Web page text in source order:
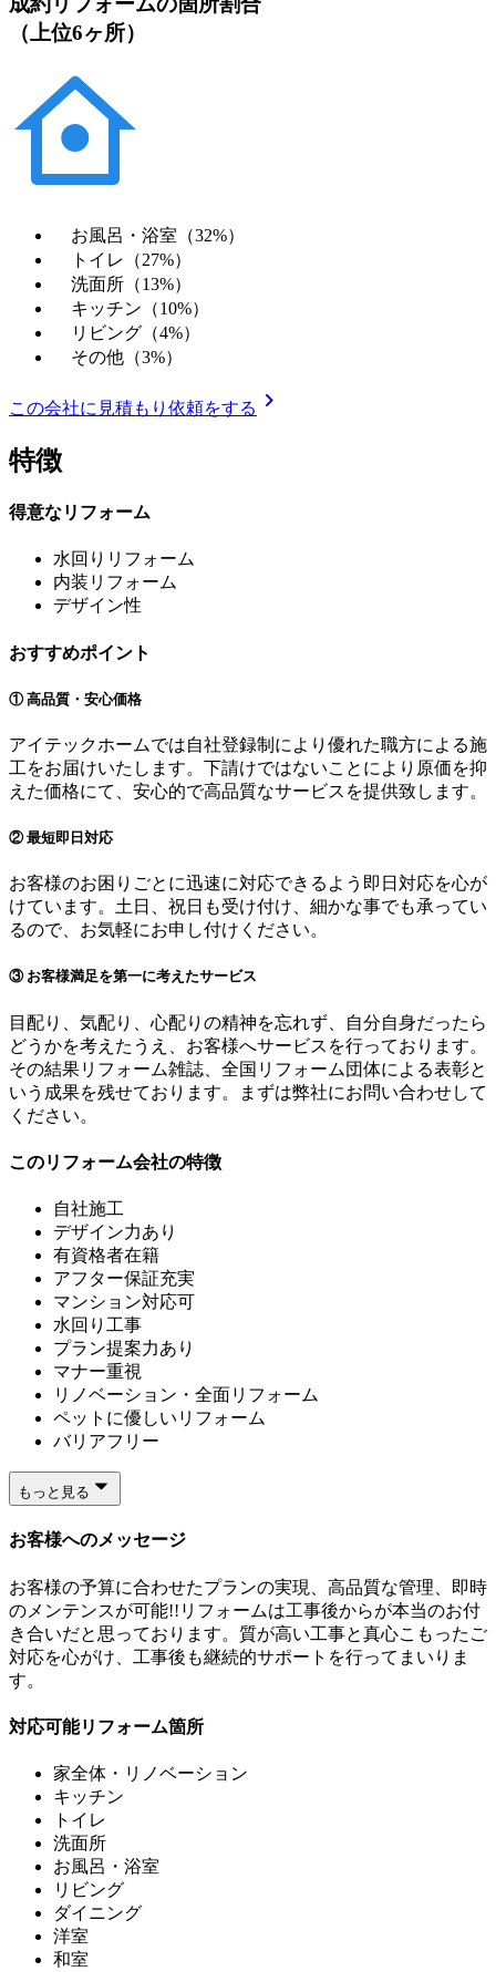
（上位6ヶ所）
お風呂・浴室（32%）
トイレ（27%）
洗面所（13%）
キッチン（10%）
リビング（4%）
その他（3%）
この会社に見積もり依頼をする chevron_right
特徴
得意なリフォーム
水回りリフォーム
内装リフォーム
デザイン性
おすすめポイント
① 高品質・安心価格
アイテックホームでは自社登録制により優れた職方による施
工をお届けいたします。下請けではないことにより原価を抑
えた価格にて、安心的で高品質なサービスを提供致します。
② 最短即日対応
お客様のお困りごとに迅速に対応できるよう即日対応を心が
けています。土日、祝日も受け付け、細かな事でも承ってい
るので、お気軽にお申し付けください。
③ お客様満足を第一に考えたサービス
目配り、気配り、心配りの精神を忘れず、自分自身だったら
どうかを考えたうえ、お客様へサービスを行っております。
その結果リフォーム雑誌、全国リフォーム団体による表彰と
いう成果を残せております。まずは弊社にお問い合わせして
ください。
このリフォーム会社の特徴
自社施工
デザイン力あり
有資格者在籍
アフター保証充実
マンション対応可
水回り工事
プラン提案力あり
マナー重視
リノベーション・全面リフォーム
ペットに優しいリフォーム
バリアフリー
もっと見る
お客様へのメッセージ
お客様の予算に合わせたプランの実現、高品質な管理、即時
のメンテンスが可能!!リフォームは工事後からが本当のお付
き合いだと思っております。質が高い工事と真心こもったご
対応を心がけ、工事後も継続的サポートを行ってまいりま
す。
対応可能リフォーム箇所
家全体・リノベーション
キッチン
トイレ
洗面所
お風呂・浴室
リビング
ダイニング
洋室
和室